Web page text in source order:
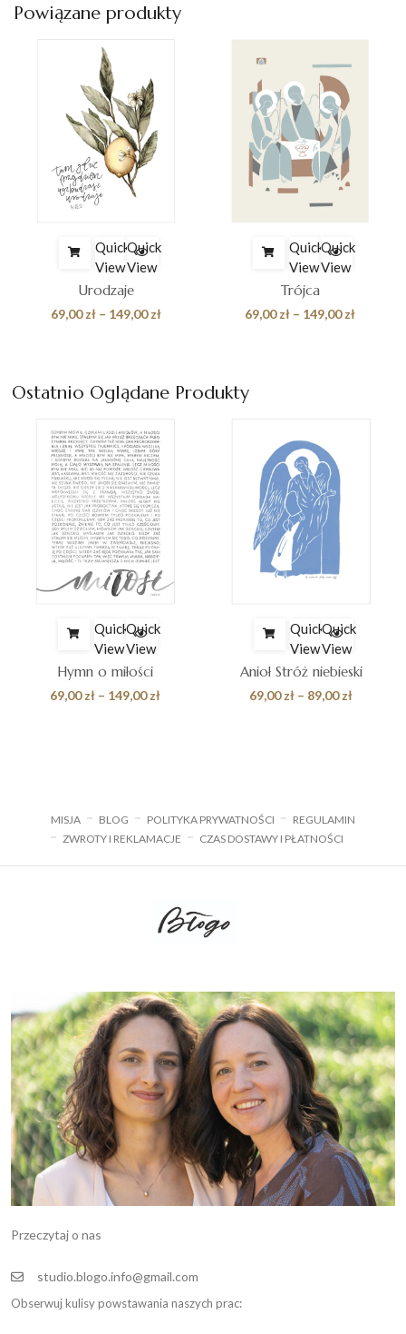
do
69,00 zł
Powiązane produkty
Quick
View
Quick
View
Urodzaje
69,00zł – 149,00złZakres
do
Quick
View
Quick
View
Trójca
69,00zł – 149,00złZakres
Ostatnio Oglądane Produkty
Quick
View
Quick
View
Hymn o miłości
69,00zł – 149,00złZakres
Quick
View
Quick
View
Anioł Stróż niebieski
69,00zł – 89,00złZakres
MISJA BLOG POLITYKA PRYWATNOŚCI
REGULAMIN
ZWROTY I REKLAMACJE
CZAS DOSTAWY I PŁATNOŚCI
Przeczytaj o nas
studio.blogo.info@gmail.com
Obserwuj kulisy powstawania naszych prac: